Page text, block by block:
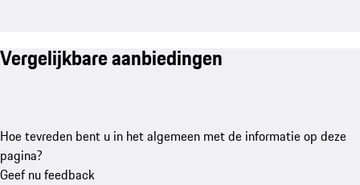
Vergelijkbare aanbiedingen
Hoe tevreden bent u in het algemeen met de informatie op deze
pagina?
Geef nu feedback